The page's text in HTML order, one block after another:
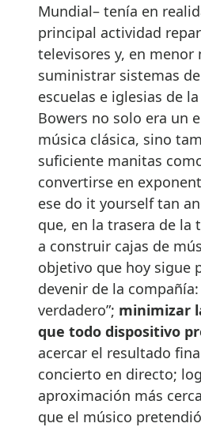
Mundial– tenía en
principal actividad
televisores y, en menor
suministrar sistemas
escuelas e iglesias de
Bowers no solo era un
música clásica, sino
suficiente manitas
convertirse en
ese do it yourself tan
que, en la trasera de la
a construir cajas de
objetivo que hoy sigue
devenir de la
verdadero”; minimizar
que todo dispositivo
acercar el resultado
concierto en directo;
aproximación más
que el músico